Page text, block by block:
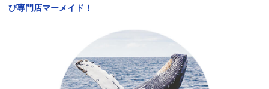
び専門店マーメイド！